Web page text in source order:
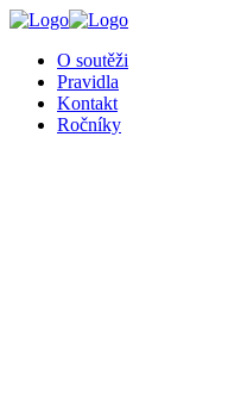
O soutěži
Pravidla
Kontakt
Ročníky